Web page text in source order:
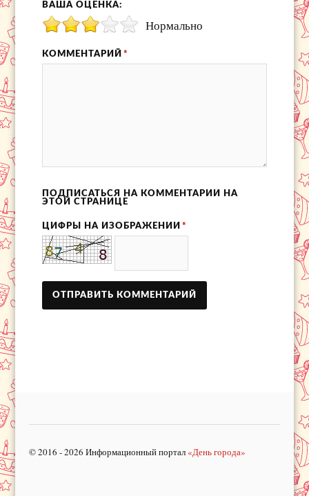
ВАША ОЦЕНКА:
Нормально
КОММЕНТАРИЙ *
ПОДПИСАТЬСЯ НА КОММЕНТАРИИ НА
ЭТОЙ СТРАНИЦЕ
ЦИФРЫ НА ИЗОБРАЖЕНИИ *
© 2016 - 2026 Информационный портал «День города»